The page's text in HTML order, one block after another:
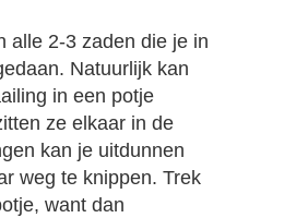
alle 2-3 zaden die je in
Natuurlijk kan
in een potje
ze elkaar in de
kan je uitdunnen
weg te knippen. Trek
want dan